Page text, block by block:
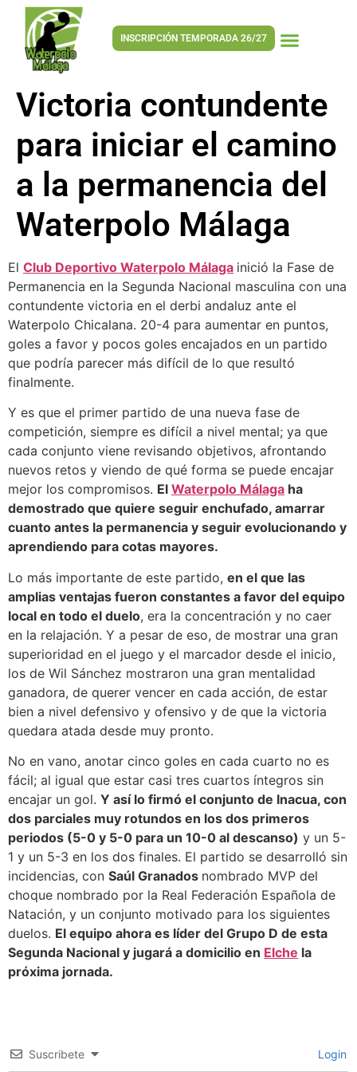
INSCRIPCIÓN TEMPORADA 26/27
Victoria contundente
para iniciar el camino
a la permanencia del
Waterpolo Málaga
El Club Deportivo Waterpolo Málaga inició la Fase de
Permanencia en la Segunda Nacional masculina con una
contundente victoria en el derbi andaluz ante el
Waterpolo Chicalana. 20-4 para aumentar en puntos,
goles a favor y pocos goles encajados en un partido
que podría parecer más difícil de lo que resultó
finalmente.
Y es que el primer partido de una nueva fase de
competición, siempre es difícil a nivel mental; ya que
cada conjunto viene revisando objetivos, afrontando
nuevos retos y viendo de qué forma se puede encajar
mejor los compromisos. El Waterpolo Málaga ha
demostrado que quiere seguir enchufado, amarrar
cuanto antes la permanencia y seguir evolucionando y
aprendiendo para cotas mayores.
Lo más importante de este partido, en el que las
amplias ventajas fueron constantes a favor del equipo
local en todo el duelo, era la concentración y no caer
en la relajación. Y a pesar de eso, de mostrar una gran
superioridad en el juego y el marcador desde el inicio,
los de Wil Sánchez mostraron una gran mentalidad
ganadora, de querer vencer en cada acción, de estar
bien a nivel defensivo y ofensivo y de que la victoria
quedara atada desde muy pronto.
No en vano, anotar cinco goles en cada cuarto no es
fácil; al igual que estar casi tres cuartos íntegros sin
encajar un gol. Y así lo firmó el conjunto de Inacua, con
dos parciales muy rotundos en los dos primeros
periodos (5-0 y 5-0 para un 10-0 al descanso) y un 5-
1 y un 5-3 en los dos finales. El partido se desarrolló sin
incidencias, con Saúl Granados nombrado MVP del
choque nombrado por la Real Federación Española de
Natación, y un conjunto motivado para los siguientes
duelos. El equipo ahora es líder del Grupo D de esta
Segunda Nacional y jugará a domicilio en Elche la
próxima jornada.
Suscribete Login